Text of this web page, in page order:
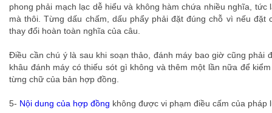
phong phải mạch lạc dễ hiểu và không hàm chứa nhiều nghĩa, tức
mà thôi. Từng dấu chấm, dấu phẩy phải đặt đúng chỗ vì nếu đặt
thay đổi hoàn toàn nghĩa của câu.
Điều cần chú ý là sau khi soạn thảo, đánh máy bao giờ cũng phải
khâu đánh máy có thiếu sót gì không và thêm một lần nữa để
từng chữ của bản hợp đồng.
5- Nội dung của hợp đồng không được vi phạm điều cấm của pháp